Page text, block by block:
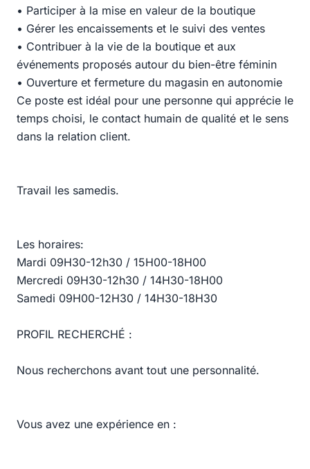
• Participer à la mise en valeur de la boutique
• Gérer les encaissements et le suivi des ventes
• Contribuer à la vie de la boutique et aux
événements proposés autour du bien-être féminin
• Ouverture et fermeture du magasin en autonomie
Ce poste est idéal pour une personne qui apprécie le
temps choisi, le contact humain de qualité et le sens
dans la relation client.
Travail les samedis.
Les horaires:
Mardi 09H30-12h30 / 15H00-18H00
Mercredi 09H30-12h30 / 14H30-18H00
Samedi 09H00-12H30 / 14H30-18H30
PROFIL RECHERCHÉ :
Nous recherchons avant tout une personnalité.
Vous avez une expérience en :